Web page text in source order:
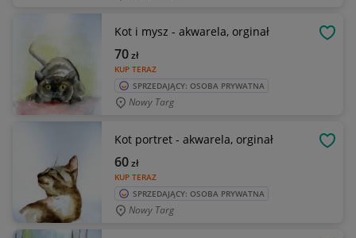
Kot i mysz - akwarela, orginał
KUP TERAZ
70zł
SPRZEDAJĄCY: OSOBA PRYWATNA
Nowy Targ
Kot portret - akwarela, orginał
KUP TERAZ
60zł
SPRZEDAJĄCY: OSOBA PRYWATNA
Nowy Targ